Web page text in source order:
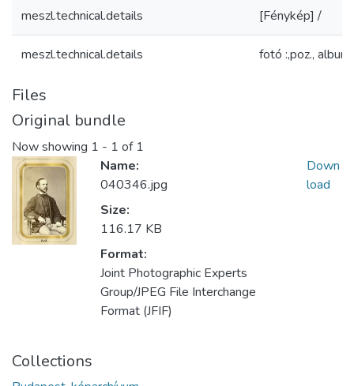
meszl.technical.details [Fénykép] /
meszl.technical.details fotó :,poz.,
Files
Original bundle
Now showing 1 - 1 of 1
Name:
040346.jpg
Size:
116.17 KB
Format:
Joint Photographic Experts
Group/JPEG File Interchange
Format (JFIF)
Down
load
Collections